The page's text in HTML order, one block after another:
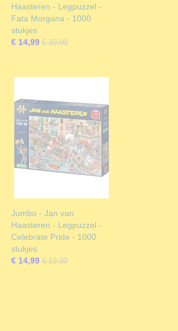
Haasteren - Legpuzzel -
Fata Morgana - 1000
stukjes
€ 14,99 € 19,00
Jumbo - Jan van
Haasteren - Legpuzzel -
Celebrate Pride - 1000
stukjes
€ 14,99 € 19,00